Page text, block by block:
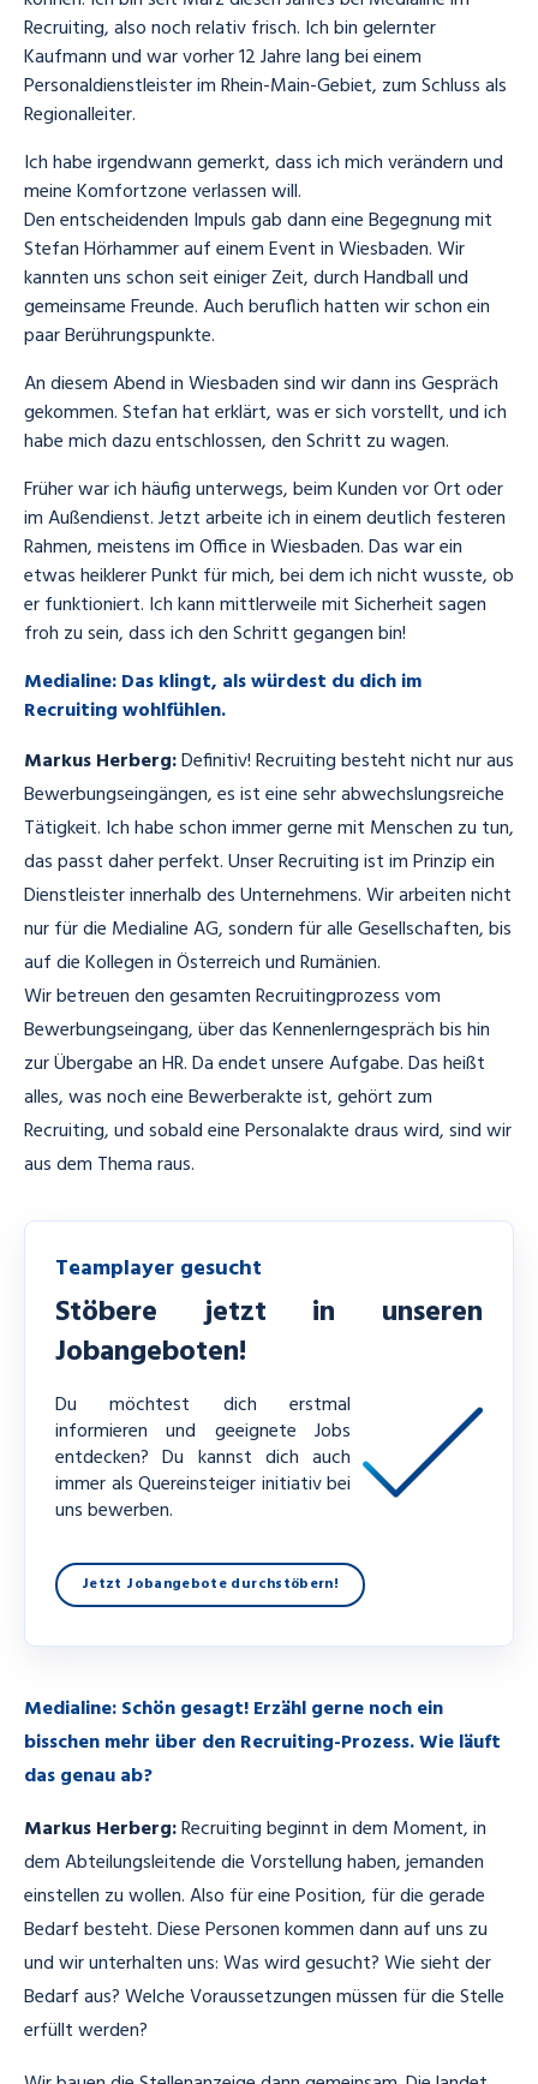
Recruiting, also noch relativ frisch. Ich bin gelernter
Kaufmann und war vorher 12 Jahre lang bei einem
Personaldienstleister im Rhein-Main-Gebiet, zum Schluss als
Regionalleiter.
Ich habe irgendwann gemerkt, dass ich mich verändern und
meine Komfortzone verlassen will.
Den entscheidenden Impuls gab dann eine Begegnung mit
Stefan Hörhammer auf einem Event in Wiesbaden. Wir
kannten uns schon seit einiger Zeit, durch Handball und
gemeinsame Freunde. Auch beruflich hatten wir schon ein
paar Berührungspunkte.
An diesem Abend in Wiesbaden sind wir dann ins Gespräch
gekommen. Stefan hat erklärt, was er sich vorstellt, und ich
habe mich dazu entschlossen, den Schritt zu wagen.
Früher war ich häufig unterwegs, beim Kunden vor Ort oder
im Außendienst. Jetzt arbeite ich in einem deutlich festeren
Rahmen, meistens im Office in Wiesbaden. Das war ein
etwas heiklerer Punkt für mich, bei dem ich nicht wusste, ob
er funktioniert. Ich kann mittlerweile mit Sicherheit sagen
froh zu sein, dass ich den Schritt gegangen bin!
Medialine: Das klingt, als würdest du dich im
Recruiting wohlfühlen.
Markus Herberg:Definitiv! Recruiting besteht nicht nur aus
Bewerbungseingängen, es ist eine sehr abwechslungsreiche
Tätigkeit. Ich habe schon immer gerne mit Menschen zu tun,
das passt daher perfekt. Unser Recruiting ist im Prinzip ein
Dienstleister innerhalb des Unternehmens. Wir arbeiten nicht
nur für die Medialine AG, sondern für alle Gesellschaften, bis
auf die Kollegen in Österreich und Rumänien.
Wir betreuen den gesamten Recruitingprozess vom
Bewerbungseingang, über das Kennenlerngespräch bis hin
zur Übergabe an HR. Da endet unsere Aufgabe. Das heißt
alles, was noch eine Bewerberakte ist, gehört zum
Recruiting, und sobald eine Personalakte draus wird, sind wir
aus dem Thema raus.
Teamplayer gesucht
Stöbere jetzt in unseren
Jobangeboten!
Du möchtest dich erstmal
informieren und geeignete Jobs
entdecken? Du kannst dich auch
immer als Quereinsteiger initiativ bei
uns bewerben.
Jetzt Jobangebote durchstöbern!
Medialine: Schön gesagt! Erzähl gerne noch ein
bisschen mehr über den Recruiting-Prozess. Wie läuft
das genau ab?
Markus Herberg:Recruiting beginnt in dem Moment, in
dem Abteilungsleitende die Vorstellung haben, jemanden
einstellen zu wollen. Also für eine Position, für die gerade
Bedarf besteht. Diese Personen kommen dann auf uns zu
und wir unterhalten uns: Was wird gesucht? Wie sieht der
Bedarf aus? Welche Voraussetzungen müssen für die Stelle
erfüllt werden?